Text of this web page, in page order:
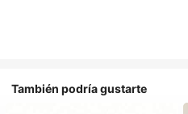
También podría gustarte